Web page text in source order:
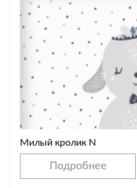
Милый кролик N
Подробнее